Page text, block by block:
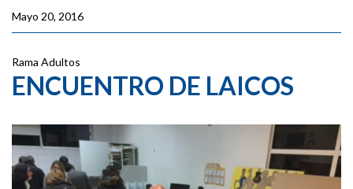
Mayo 20, 2016
Rama Adultos
ENCUENTRO DE LAICOS